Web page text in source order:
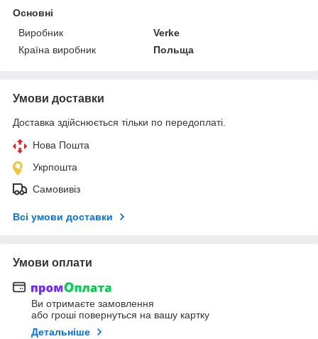
Основні
Виробник
Verke
Країна виробник
Польща
Умови доставки
Доставка здійснюється тільки по передоплаті.
Нова Пошта
Укрпошта
Самовивіз
Всі умови доставки
Умови оплати
Ви отримаєте замовлення
або гроші повернуться на вашу картку
Детальніше